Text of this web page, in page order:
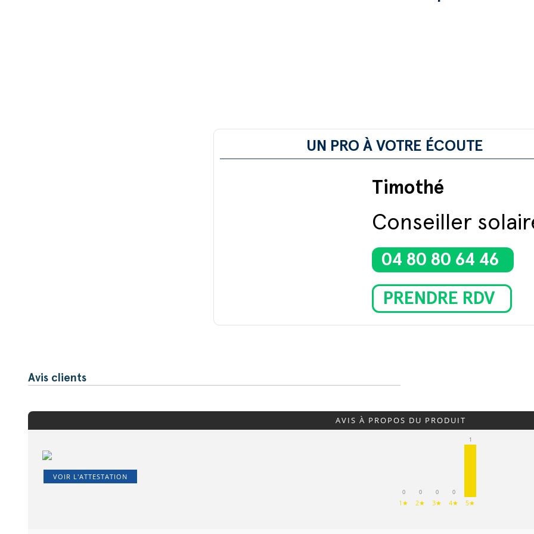
UN PRO À VOTRE ÉCOUTE
Timothé
Conseiller
04 80 80 64 46
PRENDRE RDV
Avis clients
AVIS À PROPOS DU PRODUIT
VOIR L'ATTESTATION
0
1★
0
2★
0
3★
0
4★
1
5★